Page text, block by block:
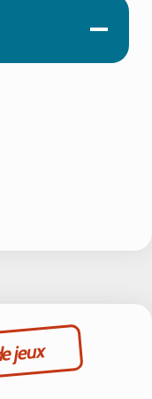
-
jeux